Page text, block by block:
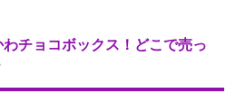
わチョコボックス！どこで売っ